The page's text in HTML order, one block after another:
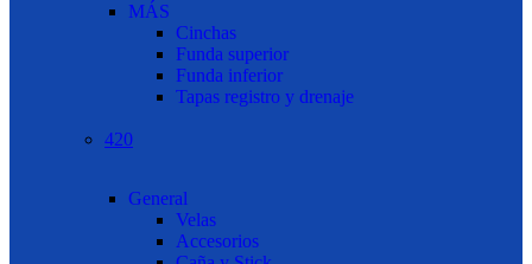
MÁS
Cinchas
Funda superior
Funda inferior
Tapas registro y drenaje
420
General
Velas
Accesorios